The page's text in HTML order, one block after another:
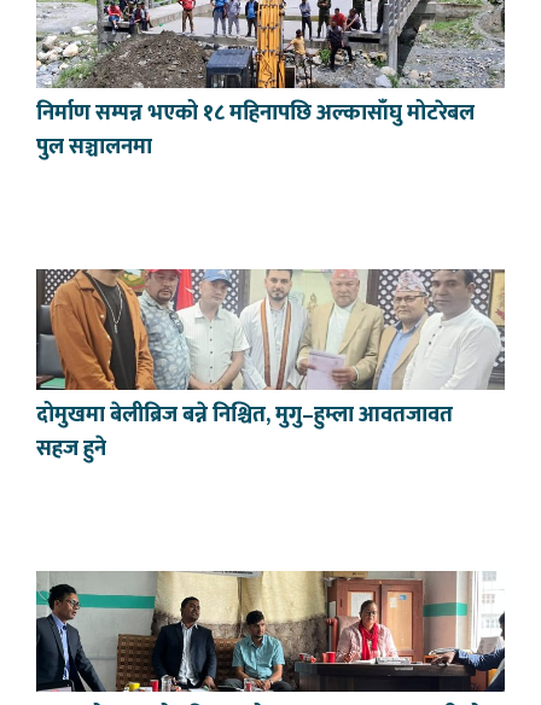
निर्माण सम्पन्न भएको १८ महिनापछि अल्कासाँघु मोटरेबल
पुल सञ्चालनमा
दोमुखमा बेलीब्रिज बन्ने निश्चित, मुगु–हुम्ला आवतजावत
सहज हुने